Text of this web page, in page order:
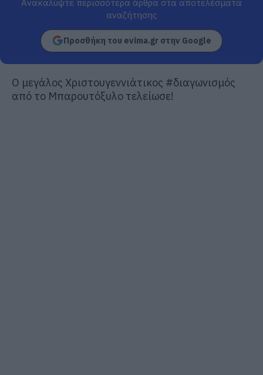
Ανακαλύψτε περισσότερα άρθρα στα αποτελέσματα
αναζήτησης
Προσθήκη του evima.gr στην Google
Ο μεγάλος Χριστουγεννιάτικος #διαγωνισμός
από το Μπαρουτόξυλο τελείωσε!